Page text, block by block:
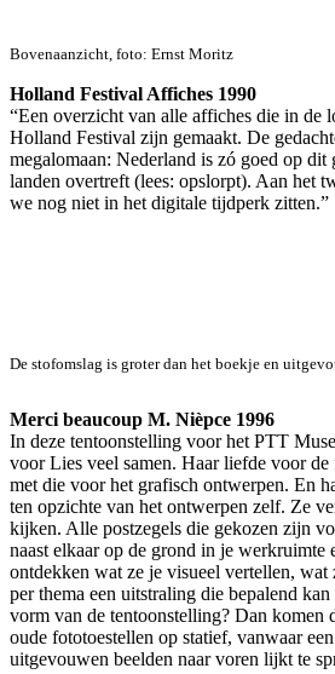
Bovenaanzicht, foto: Ernst Moritz
Holland Festival Affiches 1990
“Een overzicht van alle affiches die in de
Holland Festival zijn gemaakt. De
megalomaan: Nederland is zó goed op dit
landen overtreft (lees: opslorpt). Aan het
we nog niet in het digitale tijdperk zitten.”
De stofomslag is groter dan het boekje en
Merci beaucoup M. Nièpce 1996
In deze tentoonstelling voor het PTT
voor Lies veel samen. Haar liefde voor
met die voor het grafisch ontwerpen. En
ten opzichte van het ontwerpen zelf. Ze
kijken. Alle postzegels die gekozen zijn
naast elkaar op de grond in je werkruimte
ontdekken wat ze je visueel vertellen, wat
per thema een uitstraling die bepalend
vorm van de tentoonstelling? Dan komen
oude fototoestellen op statief, vanwaar
uitgevouwen beelden naar voren lijkt te